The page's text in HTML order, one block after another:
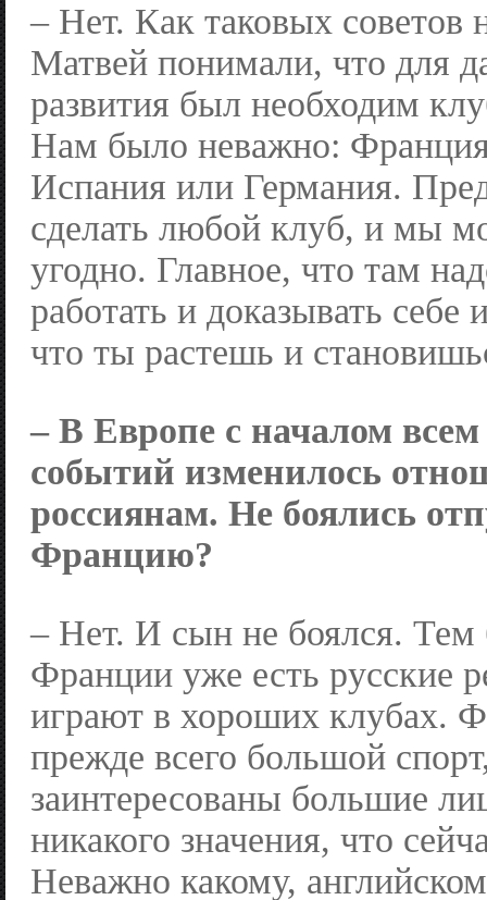
– Нет. Как таковых советов
Матвей понимали, что для
развития был необходим
Нам было неважно:
Испания или Германия.
сделать любой клуб, и мы
угодно. Главное, что там
работать и доказывать
что ты растешь и
– В Европе с началом
событий изменилось
россиянам. Не боялись
Францию?
– Нет. И сын не боялся. Тем
Франции уже есть русские
играют в хороших клубах.
прежде всего большой
заинтересованы большие
никакого значения, что
Неважно какому,